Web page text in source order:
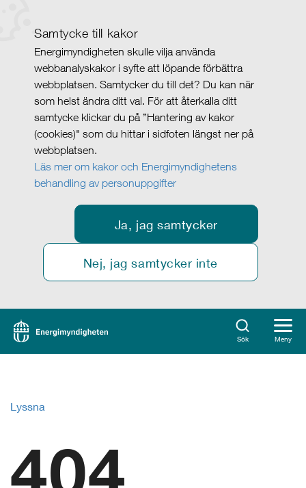
Samtycke till kakor
Energimyndigheten skulle vilja använda
webbanalyskakor i syfte att löpande förbättra
webbplatsen. Samtycker du till det? Du kan när
som helst ändra ditt val. För att återkalla ditt
samtycke klickar du på ”Hantering av kakor
(cookies)" som du hittar i sidfoten längst ner på
webbplatsen.
Läs mer om kakor och Energimyndighetens
behandling av personuppgifter
Ja, jag samtycker
Nej, jag samtycker inte
Sök Meny
Lyssna
404